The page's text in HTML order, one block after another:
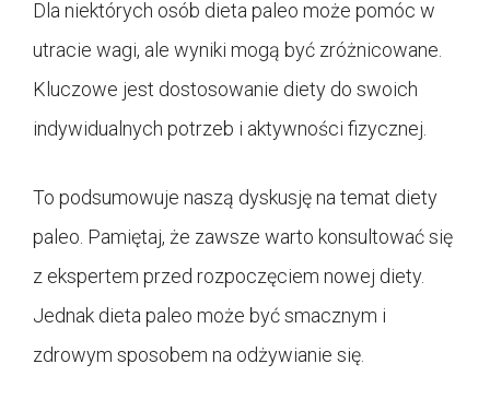
Dla niektórych osób dieta paleo może pomóc w
utracie wagi, ale wyniki mogą być zróżnicowane.
Kluczowe jest dostosowanie diety do swoich
indywidualnych potrzeb i aktywności fizycznej.
To podsumowuje naszą dyskusję na temat diety
paleo. Pamiętaj, że zawsze warto konsultować się
z ekspertem przed rozpoczęciem nowej diety.
Jednak dieta paleo może być smacznym i
zdrowym sposobem na odżywianie się.